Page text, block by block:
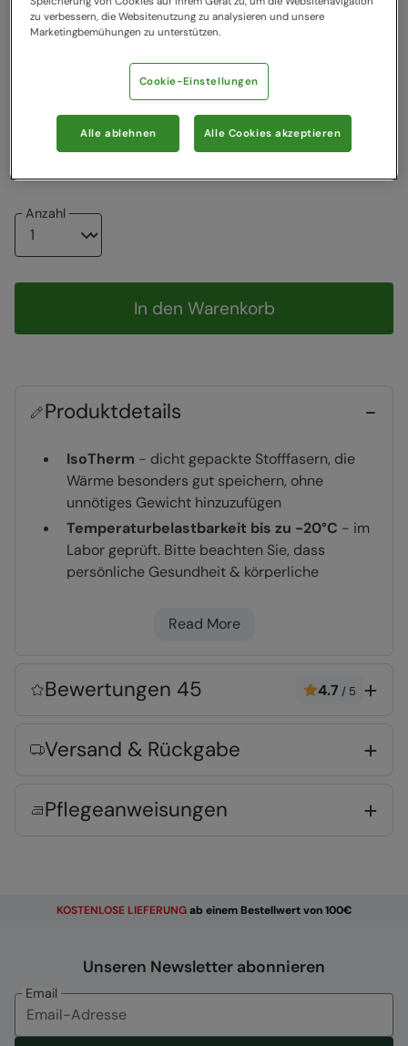
Wählen Sie eine EU-Größe
Grössentabelle
41 42 43 44 45 46
Anzahl
In den Warenkorb
Produktdetails
IsoTherm - dicht gepackte Stofffasern, die
Wärme besonders gut speichern, ohne
unnötiges Gewicht hinzuzufügen
Temperaturbelastbarkeit bis zu -20°C - im
Labor geprüft. Bitte beachten Sie, dass
persönliche Gesundheit & körperliche
Einfluss auf die Leistung & allgemeinen
Ihnen Halt & Tragekomfort zu bieten
Gummi-Außensohle- beweglich, leicht und
Schneefest- mit einer DWR-Beschichtung
(wasserabweisendes Schutzmittel), geeignet
Sichtbarkeit in dunklen Lichtverhältnissen
Produkteigenschaften
Read More
Bewertungen 45 4.7 / 5
Versand & Rückgabe
Pflegeanweisungen
KOSTENLOSE LIEFERUNGab einem Bestellwert von 100€
Unseren Newsletter abonnieren
Email
zu verbessern, die Websitenutzung zu analysieren und unsere
Marketingbemühungen zu unterstützen.
Cookie-Einstellungen
Alle ablehnen Alle Cookies akzeptieren